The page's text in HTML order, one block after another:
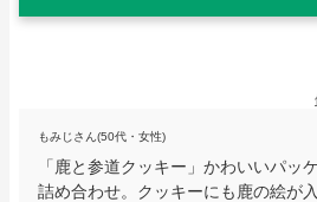
もみじさん(50代・女性)
「鹿と参道クッキー」かわいいパッ
詰め合わせ。クッキーにも鹿の絵が